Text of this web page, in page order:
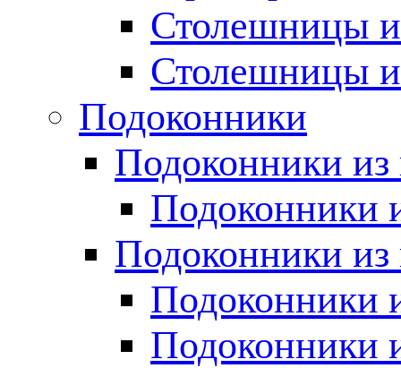
Столешницы
Столешницы
Подоконники
Подоконники из
Подоконники
Подоконники из
Подоконники
Подоконники